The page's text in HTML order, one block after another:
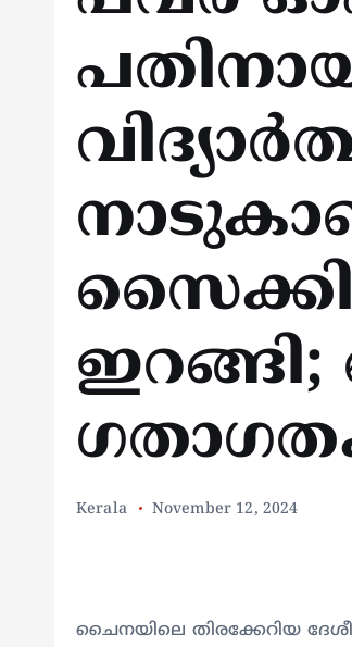
Kerala November 12, 2024
ചൈനയിലെ തിരക്കേറിയ